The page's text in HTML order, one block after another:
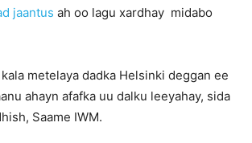
jaantus ah oo lagu xardhay midabo
metelaya dadka Helsinki deggan ee
ahayn afafka uu dalku leeyahay, sida
Saame IWM.